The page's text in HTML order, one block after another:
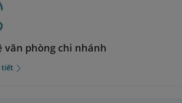
văn phòng chi nhánh
tiết